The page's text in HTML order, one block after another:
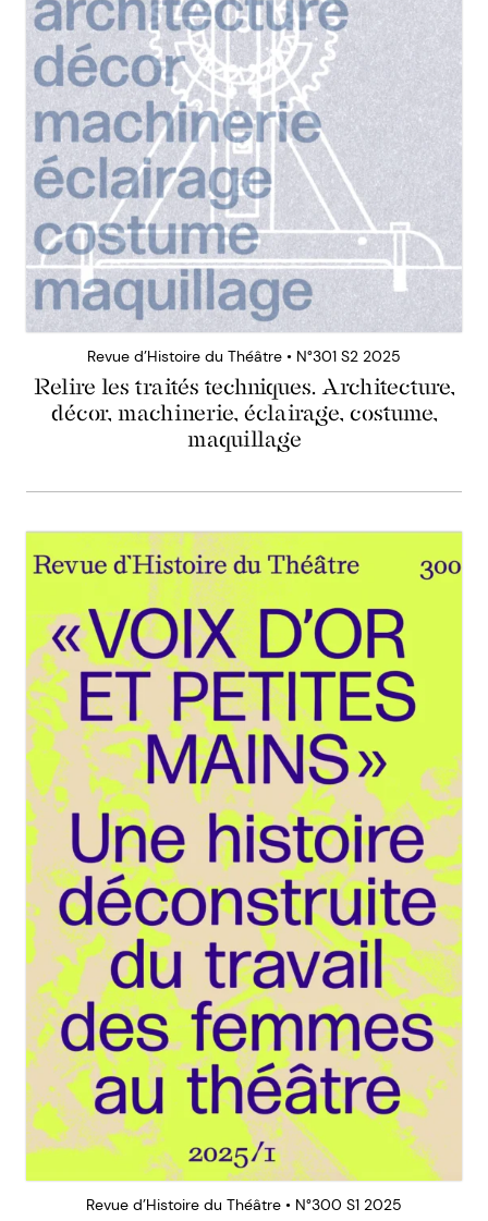
Revue d’Histoire du Théâtre • N°301 S2 2025
Relire les traités techniques. Architecture,
décor, machinerie, éclairage, costume,
maquillage
Revue d’Histoire du Théâtre • N°300 S1 2025